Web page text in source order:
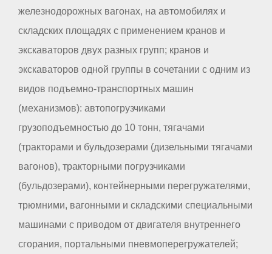
железнодорожных вагонах, на автомобилях и
складских площадях с применением кранов и
экскаваторов двух разных групп; кранов и
экскаваторов одной группы в сочетании с одним из
видов подъемно-транспортных машин
(механизмов): автопогрузчиками
грузоподъемностью до 10 тонн, тягачами
(тракторами и бульдозерами (дизельными тягачами
вагонов), тракторными погрузчиками
(бульдозерами), контейнерными перегружателями,
трюмними, вагонными и складскими специальными
машинами с приводом от двигателя внутреннего
сгорания, портальными пневмоперегружателей;